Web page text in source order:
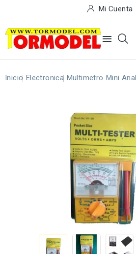
Mi Cuenta

Inicio Electronica Multimetro Mini